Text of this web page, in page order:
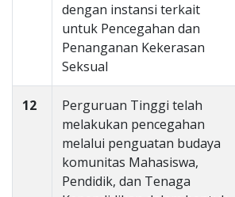
dengan instansi terkait
untuk Pencegahan dan
Penanganan Kekerasan
Seksual
12
Perguruan Tinggi telah
melakukan pencegahan
melalui penguatan budaya
komunitas Mahasiswa,
Pendidik, dan Tenaga